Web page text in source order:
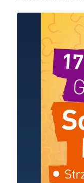
Kliknij, aby